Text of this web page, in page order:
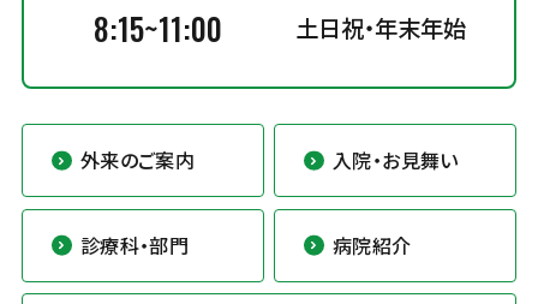
外来のご案内 入院・お見舞い
診療科・部門 病院紹介
8:15~11:00 土日祝・年末年始